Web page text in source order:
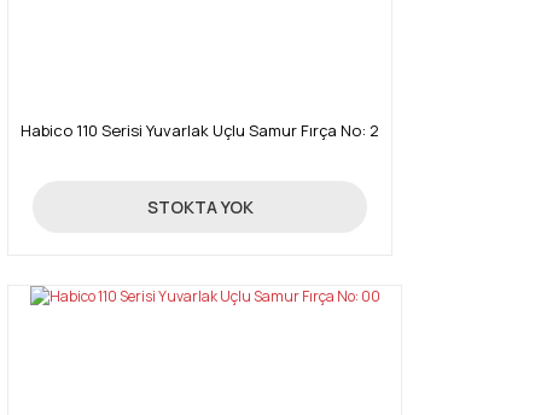
Habico 110 Serisi Yuvarlak Uçlu Samur Fırça No: 2
334,00 TL
STOKTA YOK